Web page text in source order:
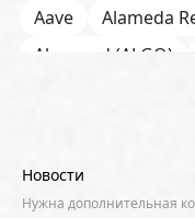
Aave
Alameda
Algorand (ALGO)
Aster
Binance
BIS
Новости
Нужна дополнительная